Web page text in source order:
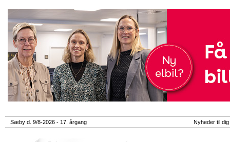
Sæby d. 9/8-2026 - 17. årgang Nyheder til